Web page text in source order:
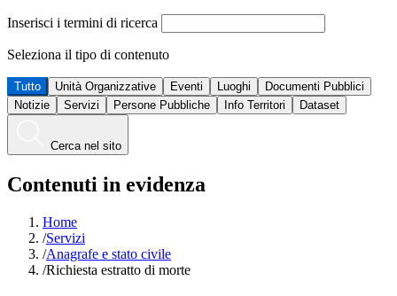
Inserisci i termini di ricerca
Seleziona il tipo di contenuto
Tutto Unità Organizzative Eventi Luoghi
Documenti Pubblici
Notizie
Servizi Persone Pubbliche Info Territori Dataset
Cerca nel sito
Contenuti in evidenza
Home
/Servizi
/Anagrafe e stato civile
/Richiesta estratto di morte